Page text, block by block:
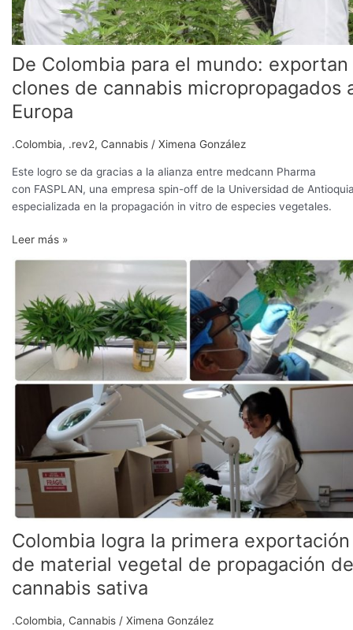
De Colombia para el mundo: exportan
clones de cannabis micropropagados
Europa
.Colombia, .rev2, Cannabis / Ximena González
Este logro se da gracias a la alianza entre medcann Pharma
con FASPLAN, una empresa spin-off de la Universidad de
especializada en la propagación in vitro de especies vegetales.
Leer más »
Colombia logra la primera exportación
de material vegetal de propagación de
cannabis sativa
.Colombia, Cannabis / Ximena González
Colombia
primera
exportación
de
vegetal
propagación
cannabis
sativa